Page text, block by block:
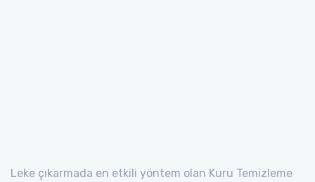
Leke çıkarmada en etkili yöntem olan Kuru Temizleme